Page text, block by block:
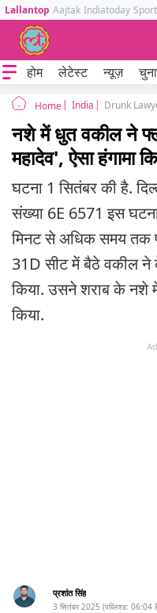
Lallantop Aajtak Indiatoday
होम लेटेस्ट न्यूज़
Home India
नशे में धुत वकील ने
महादेव', ऐसा हंगामा
घटना 1 सितंबर की है.
संख्या 6E 6571 इस
मिनट से अधिक समय तक
31D सीट में बैठे वकील ने
किया. उसने शराब के नशे में
किया.
प्रशांत सिंह
3 सितंबर 2025 (पब्लिश्ड: 06:04